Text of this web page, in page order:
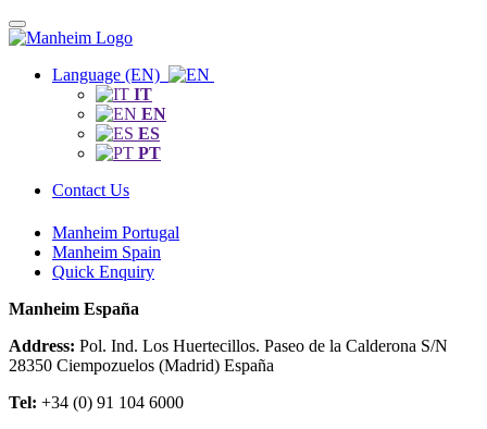
Language (EN)
IT
EN
ES
PT
Contact Us
Manheim Portugal
Manheim Spain
Quick Enquiry
Manheim España
Address: Pol. Ind. Los Huertecillos. Paseo de la Calderona S/N
28350 Ciempozuelos (Madrid) España
Tel: +34 (0) 91 104 6000